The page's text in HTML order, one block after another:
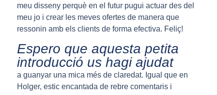
meu disseny perquè en el futur pugui actuar des del
meu jo i crear les meves ofertes de manera que
ressonin amb els clients de forma efectiva. Feliç!
Espero que aquesta petita
introducció us hagi ajudat
a guanyar una mica més de claredat. Igual que en
Holger, estic encantada de rebre comentaris i